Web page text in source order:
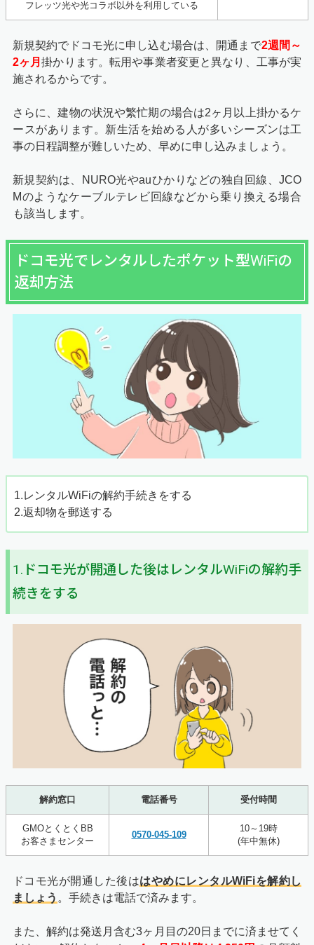
フレッツ光や光コラボ以外を利用している
新規契約でドコモ光に申し込む場合は、開通まで2週間～
2ヶ月掛かります。転用や事業者変更と異なり、工事が実
施されるからです。
さらに、建物の状況や繁忙期の場合は2ヶ月以上掛かるケ
ースがあります。新生活を始める人が多いシーズンは工
事の日程調整が難しいため、早めに申し込みましょう。
新規契約は、NURO光やauひかりなどの独自回線、JCO
Mのようなケーブルテレビ回線などから乗り換える場合
も該当します。
ドコモ光でレンタルしたポケット型WiFiの
返却方法
1.レンタルWiFiの解約手続きをする
2.返却物を郵送する
1.ドコモ光が開通した後はレンタルWiFiの解約手
続きをする
解約窓口 電話番号 受付時間
GMOとくとくBB
お客さまセンター
0570-045-109
10～19時
(年中無休)
ドコモ光が開通した後ははやめにレンタルWiFiを解約し
ましょう 。手続きは電話で済みます。
また、解約は発送月含む3ヶ月目の20日までに済ませてく